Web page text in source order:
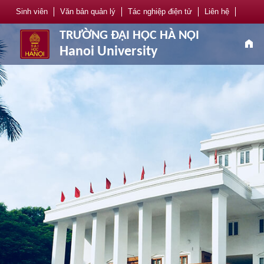
Sinh viên Văn bản quản lý Tác nghiệp điện tử Liên hệ
TRƯỜNG ĐẠI HỌC HÀ NỘI
Hanoi University
home